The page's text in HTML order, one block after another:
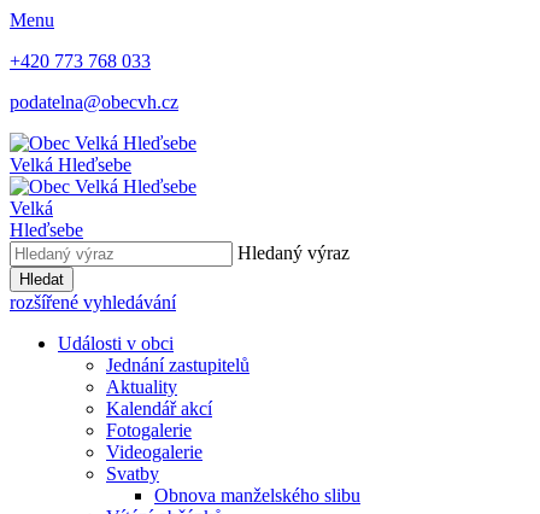
Menu
+420 773 768 033
podatelna@obecvh.cz
Velká Hleďsebe
Velká
Hleďsebe
Hledaný výraz
Hledat
rozšířené vyhledávání
Události v obci
Jednání zastupitelů
Aktuality
Kalendář akcí
Fotogalerie
Videogalerie
Svatby
Obnova manželského slibu